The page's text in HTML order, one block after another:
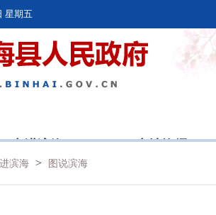
星期五
走进滨海 本地资讯
滨海 > 图说滨海